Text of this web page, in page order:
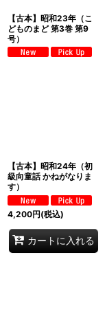
【古本】昭和23年（こ
どものまど 第3巻 第9
号）
【古本】昭和24年（初
級向童話 かねがなりま
す）
4,200円(税込)
カートに入れる